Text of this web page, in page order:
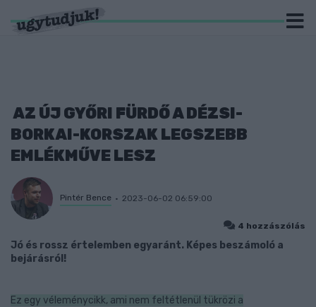
AZ ÚJ GYŐRI FÜRDŐ A DÉZSI-
BORKAI-KORSZAK LEGSZEBB
EMLÉKMŰVE LESZ
Pintér Bence 2023-06-02 06:59:00
4 hozzászólás
Jó és rossz értelemben egyaránt. Képes beszámoló a
bejárásról!
Ez egy véleménycikk, ami nem feltétlenül tükrözi a